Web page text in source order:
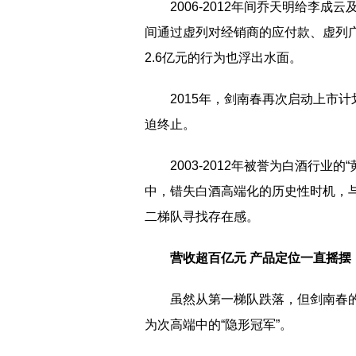
2006-2012年间乔天明给李成云
间通过虚列对经销商的应付款、虚列
2.6亿元的行为也浮出水面。
2015年，剑南春再次启动上市
迫终止。
2003-2012年被誉为白酒行业的
中，错失白酒高端化的历史性时机，
二梯队寻找存在感。
营收超百亿元 产品定位一直摇摆
虽然从第一梯队跌落，但剑南春
为次高端中的“隐形冠军”。